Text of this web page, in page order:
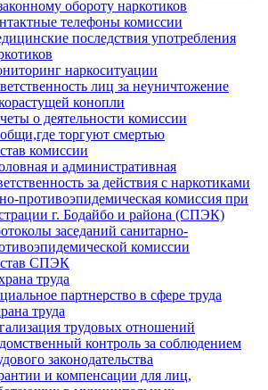
обороту наркотиков
телефоны комиссии
последствия употребления
наркоситуации
лиц за неуничтожение
конопли
о деятельности комиссии
торгуют смертью
комиссии
и административная
за действия с наркотиками
противоэпидемическая комиссия при
г. Бодайбо и района (СПЭК)
заседаний санитарно-
комиссии
СПЭК
труда
партнерство в сфере труда
труда
трудовых отношений
контроль за соблюдением
законодательства
и компенсации для лиц,